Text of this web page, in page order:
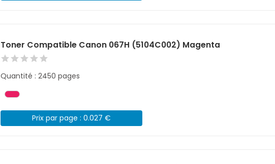
Toner Compatible Canon 067H (5104C002) Magenta
Quantité : 2450 pages
Prix par page : 0.027 €